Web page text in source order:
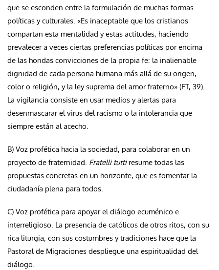
que se esconden entre la formulación de muchas formas
políticas y culturales. «Es inaceptable que los cristianos
compartan esta mentalidad y estas actitudes, haciendo
prevalecer a veces ciertas preferencias políticas por encima
de las hondas convicciones de la propia fe: la inalienable
dignidad de cada persona humana más allá de su origen,
color o religión, y la ley suprema del amor fraterno» (FT, 39).
La vigilancia consiste en usar medios y alertas para
desenmascarar el virus del racismo o la intolerancia que
siempre están al acecho.
B) Voz profética hacia la sociedad, para colaborar en un
proyecto de fraternidad. Fratelli tuttiresume todas las
propuestas concretas en un horizonte, que es fomentar la
ciudadanía plena para todos.
C) Voz profética para apoyar el diálogo ecuménico e
interreligioso. La presencia de católicos de otros ritos, con su
rica liturgia, con sus costumbres y tradiciones hace que la
Pastoral de Migraciones despliegue una espiritualidad del
diálogo.